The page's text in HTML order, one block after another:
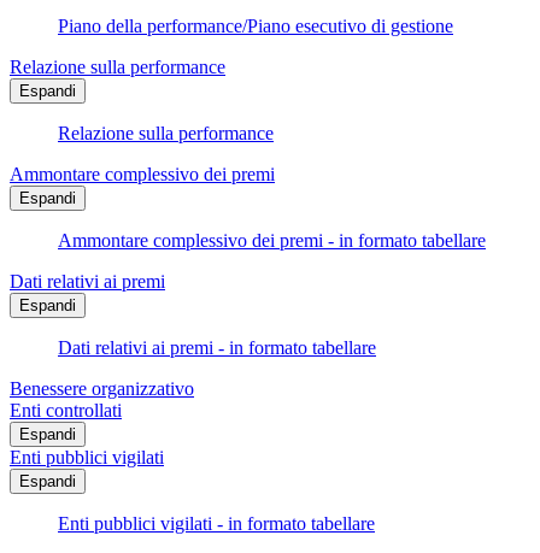
Piano della performance/Piano esecutivo di gestione
Relazione sulla performance
Espandi
Relazione sulla performance
Ammontare complessivo dei premi
Espandi
Ammontare complessivo dei premi - in formato tabellare
Dati relativi ai premi
Espandi
Dati relativi ai premi - in formato tabellare
Benessere organizzativo
Enti controllati
Espandi
Enti pubblici vigilati
Espandi
Enti pubblici vigilati - in formato tabellare